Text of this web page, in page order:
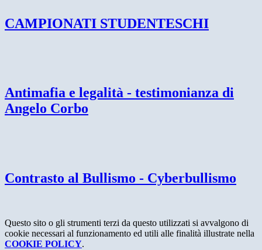
CAMPIONATI STUDENTESCHI
Antimafia e legalità - testimonianza di
Angelo Corbo
Contrasto al Bullismo - Cyberbullismo
Questo sito o gli strumenti terzi da questo utilizzati si avvalgono di
cookie necessari al funzionamento ed utili alle finalità illustrate nella
COOKIE POLICY.